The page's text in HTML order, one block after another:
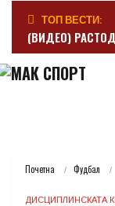
ТОП ВЕСТИ:
(ВИДЕО)
Почетна Фудбал
ДИСЦИПЛИНСКАТА